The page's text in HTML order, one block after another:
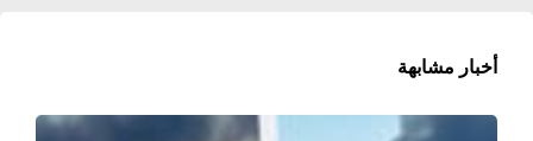
أخبار مشابهة